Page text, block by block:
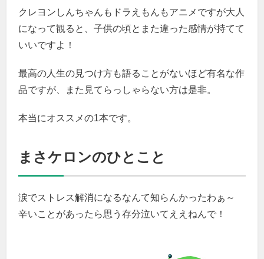
クレヨンしんちゃんもドラえもんもアニメですが大人
になって観ると、子供の頃とまた違った感情が持てて
いいですよ！
最高の人生の見つけ方も語ることがないほど有名な作
品ですが、また見てらっしゃらない方は是非。
本当にオススメの1本です。
まさケロンのひとこと
涙でストレス解消になるなんて知らんかったわぁ～
辛いことがあったら思う存分泣いてええねんで！